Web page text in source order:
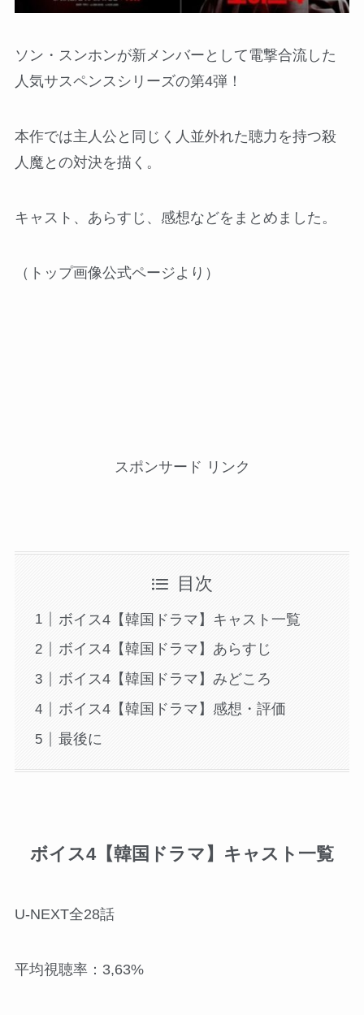
ソン・スンホンが新メンバーとして電撃合流した
人気サスペンスシリーズの第4弾！
本作では主人公と同じく人並外れた聴力を持つ殺
人魔との対決を描く。
キャスト、あらすじ、感想などをまとめました。
（トップ画像公式ページより）
スポンサード リンク
目次
ボイス4【韓国ドラマ】キャスト一覧
ボイス4【韓国ドラマ】あらすじ
ボイス4【韓国ドラマ】みどころ
ボイス4【韓国ドラマ】感想・評価
最後に
ボイス4【韓国ドラマ】キャスト一覧
U-NEXT全28話
平均視聴率：3,63%